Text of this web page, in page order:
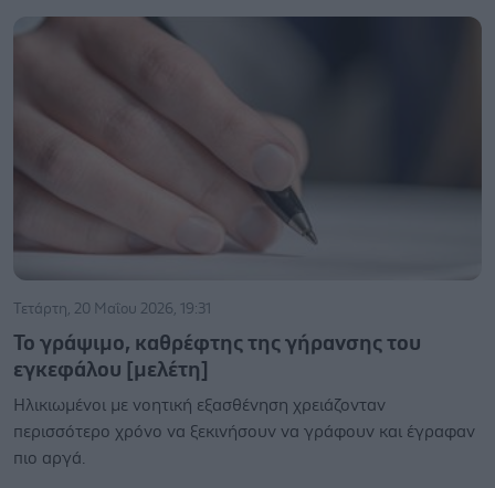
Τετάρτη, 20 Μαΐου 2026, 19:31
Το γράψιμο, καθρέφτης της γήρανσης του
εγκεφάλου [μελέτη]
Ηλικιωμένοι με νοητική εξασθένηση χρειάζονταν
περισσότερο χρόνο να ξεκινήσουν να γράφουν και έγραφαν
πιο αργά.